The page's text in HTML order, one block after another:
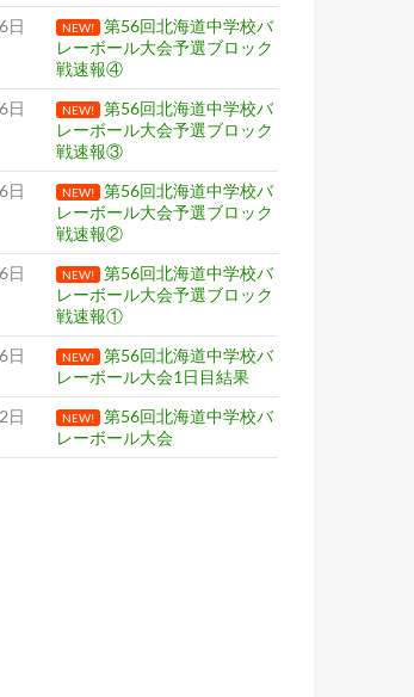
日
NEW! 第56回北海道中学校バ
レーボール大会予選ブロック
戦速報④
日
NEW! 第56回北海道中学校バ
レーボール大会予選ブロック
戦速報③
日
NEW! 第56回北海道中学校バ
レーボール大会予選ブロック
戦速報②
日
NEW! 第56回北海道中学校バ
レーボール大会予選ブロック
戦速報①
日
NEW! 第56回北海道中学校バ
レーボール大会1日目結果
日
NEW! 第56回北海道中学校バ
レーボール大会